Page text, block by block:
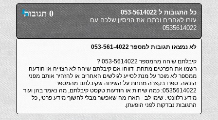
0 תגובות
כל התגובות ל 053-5614022
עזרו לאחרים וכתבו את הניסיון שלכם עם
0535614022
לא נמצאו תגובות למספר 053-561-4022
קיבלתם שיחה מהמספר 053-5614022 ?
רשמו את הפרטים מתחת. דווחו אם קיבלתם שיחה לא רצוייה או הודעה
ממספר לא מוכר על מנת לסייע לגולשים האחרים או להזהיר אותם מפני
הונאה. ספרו בקצרה מתחת על השיחה שקיבלתם מהמספר
0535614022: כמה שיחות או הודעות טקסט קיבלתם, מה נאמר בהן ועוד
מידע רלוונטי. שימו לב - תארו מה שאפשר מבלי לחשוף מידע פרטי, כל
התגובות נבדקות לפני הופעתן.